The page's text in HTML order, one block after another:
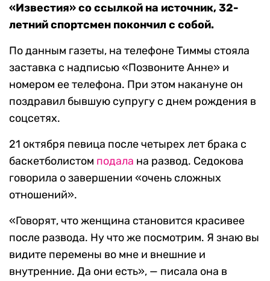
«Известия» со ссылкой на источник, 32-
летний спортсмен покончил с собой.
По данным газеты, на телефоне Тиммы стояла
заставка с надписью «Позвоните Анне» и
номером ее телефона. При этом накануне он
поздравил бывшую супругу с днем рождения в
соцсетях.
21 октября певица после четырех лет брака с
баскетболистом подала на развод. Седокова
говорила о завершении «очень сложных
отношений».
«Говорят, что женщина становится красивее
после развода. Ну что же посмотрим. Я знаю вы
видите перемены во мне и внешние и
внутренние. Да они есть», — писала она в